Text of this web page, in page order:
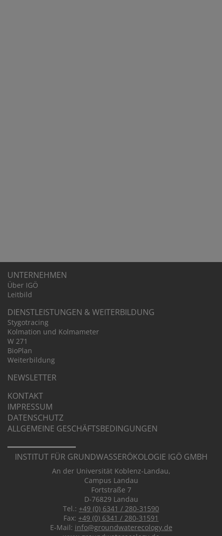
UNTER­NEHMEN
Über IGÖ
Leitbild
DIENST­LEIS­TUNGEN & WEITER­BIL­DUNG
Stygo­tra­cing
Kolma­tion und Kolma­meter
W 271
BioPlan
Weiter­bil­dung
NEWSLETTER
KONTAKT
IMPRESSUM
DATEN­SCHUTZ
ALLGE­MEINE GESCHÄFTS­BE­DIN­GUNGEN
INSTITUT FÜR GRUND­WASSER­ÖKOLOGIE IGÖ GMBH
An der Universität Koblenz-Landau,
Campus Landau
Fortstraße 7
D-76829 Landau
Tel.: +49 (0) 6341 / 280-31590
Fax: +49 (0) 6341 / 280-31591
E-Mail: info@groundwaterecology.de